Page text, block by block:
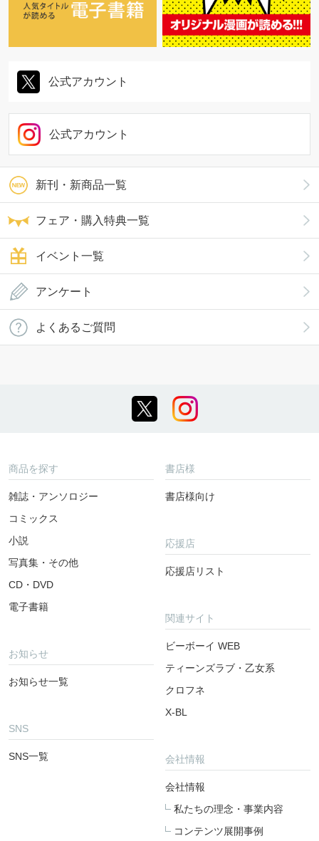
新刊・新商品一覧
フェア・購入特典一覧
イベント一覧
公式アカウント
公式アカウント
アンケート
よくあるご質問
商品を探す
雑誌・アンソロジー
コミックス
小説
写真集・その他
CD・DVD
電子書籍
お知らせ
お知らせ一覧
SNS
SNS一覧
書店様
書店様向け
応援店
応援店リスト
関連サイト
ビーボーイ WEB
ティーンズラブ・乙女系
クロフネ
X-BL
会社情報
会社情報
私たちの理念・事業内容
コンテンツ展開事例